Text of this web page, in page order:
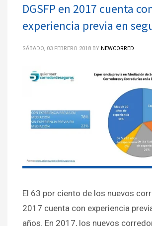
DGSFP en 2017 cuenta
experiencia previa en
SÁBADO, 03 FEBRERO 2018 BY NEWCORRED
El 63 por ciento de los nuevos
2017 cuenta con experiencia
años. En 2017, los nuevos